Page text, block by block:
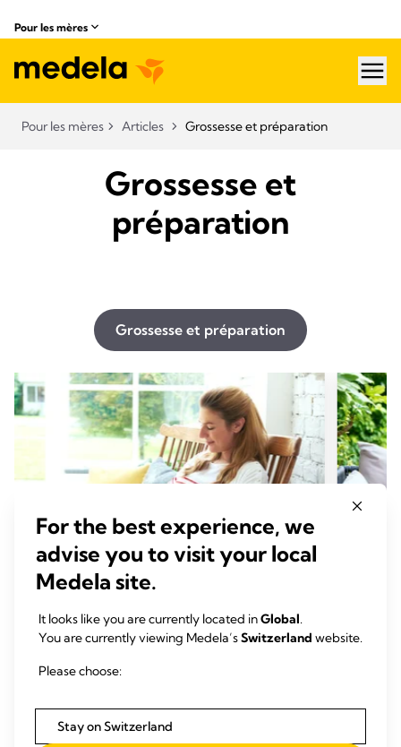
Pour les mères
Pour les mères Articles Grossesse et préparation
Grossesse et
préparation
Grossesse et préparation
GROSSESSE ET PRÉPARATION
Comment évoluent mes seins
Temps de lecture: 3 min.
For the best experience, we
advise you to visit your local
Medela site.
It looks like you are currently located inGlobal.
You are currently viewing Medela’sSwitzerland website.
Please choose:
Stay on Switzerland